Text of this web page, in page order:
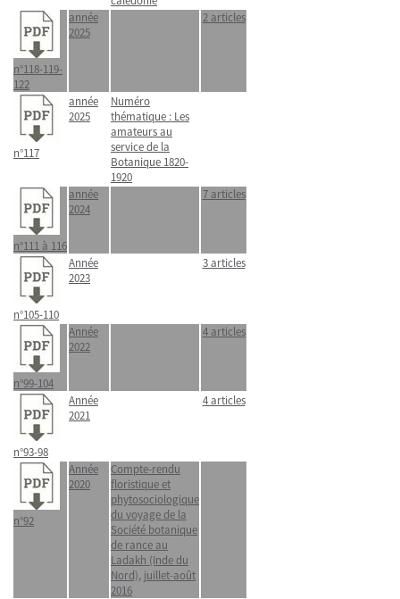
n°118-119-
122
année
2025
2 articles
n°117
année
2025
Numéro
thématique : Les
amateurs au
service de la
Botanique 1820-
1920
n°111 à 116
année
2024
7 articles
n°105-110
Année
2023
3 articles
n°99-104
Année
2022
4 articles
n°93-98
Année
2021
4 articles
n°92
Année
2020
Compte-rendu
floristique et
phytosociologique
du voyage de la
Société botanique
de rance au
Ladakh (Inde du
Nord), juillet-août
2016